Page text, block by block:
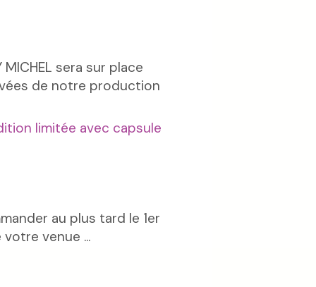
MICHEL sera sur place
de notre production
limitée avec capsule
au plus tard le 1er
venue ...